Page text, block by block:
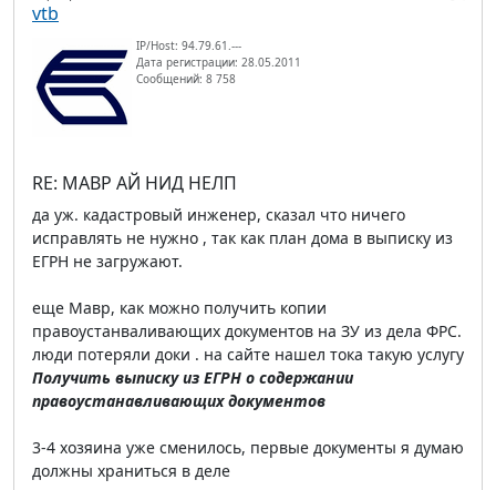
vtb
IP/Host: 94.79.61.---
Дата регистрации: 28.05.2011
Сообщений: 8 758
RE: МАВР АЙ НИД НЕЛП
да уж. кадастровый инженер, сказал что ничего
исправлять не нужно , так как план дома в выписку из
ЕГРН не загружают.
еще Мавр, как можно получить копии
правоустанваливающих документов на ЗУ из дела ФРС.
люди потеряли доки . на сайте нашел тока такую услугу
Получить выписку из ЕГРН о содержании
правоустанавливающих документов
3-4 хозяина уже сменилось, первые документы я думаю
должны храниться в деле